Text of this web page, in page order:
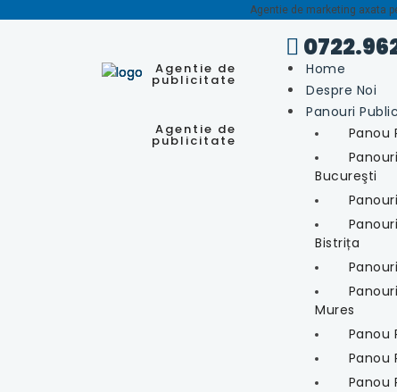
Agentie de marketing axata
Agentie de
publicitate
Agentie de
publicitate

Home
Despre Noi
Panouri
Panou
Bucureşti
Bistrița
Mures
Panou
Panou
Panou